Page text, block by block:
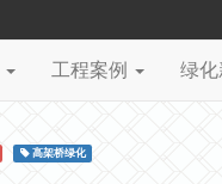
工程案例 绿化
高架桥绿化